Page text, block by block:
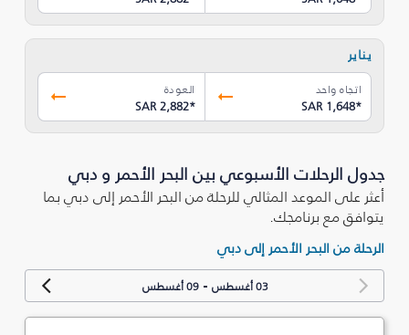
يناير
اتجاه واحد
SAR 1,648*
العودة
SAR 2,882*
جدول الرحلات الأسبوعي بين البحر الأحمر و دبي
أعثر على الموعد المثالي للرحلة من البحر الأحمر إلى دبي بما
يتوافق مع برنامجك.
الرحلة من البحر الأحمر إلى دبي
03 أغسطس -09 أغسطس